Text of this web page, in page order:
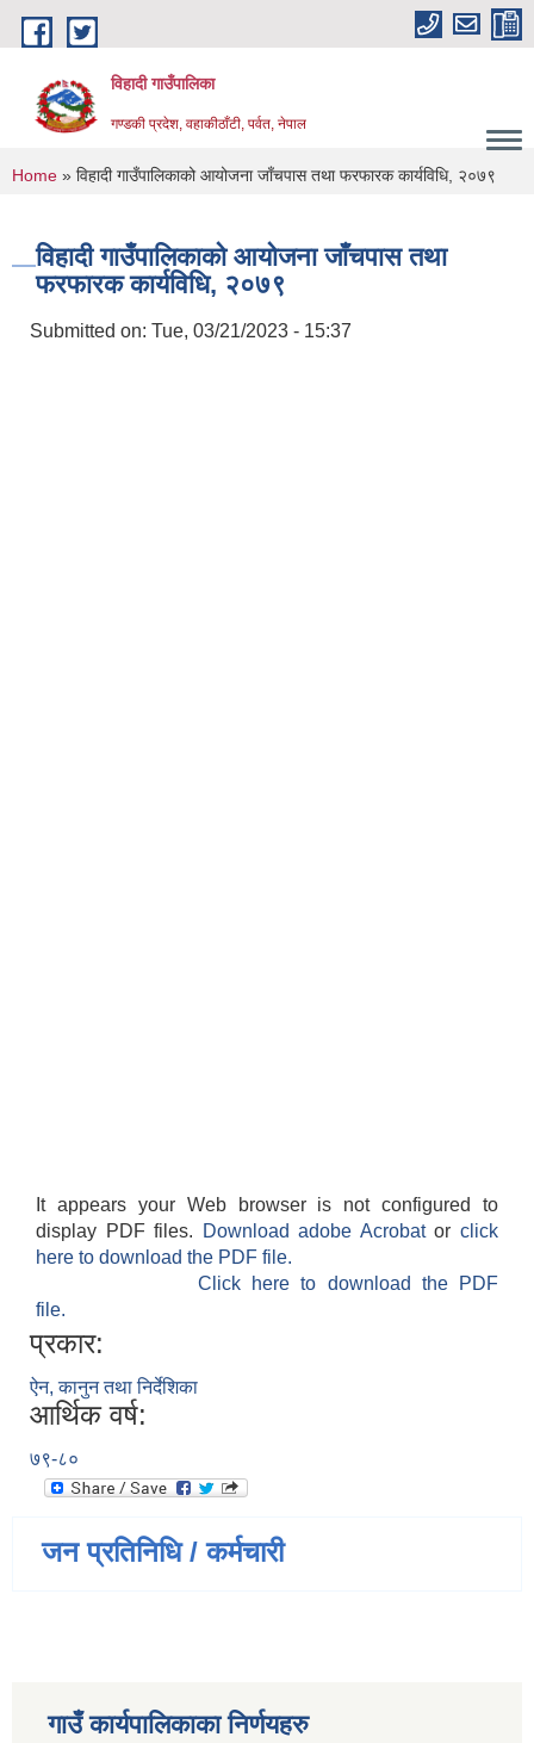
Skip to main content
विहादी गाउँपालिका
गण्डकी प्रदेश, वहाकीठाँटी, पर्वत, नेपाल
You are here
Home » विहादी गाउँपालिकाको आयोजना जाँचपास तथा फरफारक कार्यविधि, २०७९
विहादी गाउँपालिकाको आयोजना जाँचपास तथा
फरफारक कार्यविधि, २०७९
Submitted on: Tue, 03/21/2023 - 15:37
It appears your Web browser is not configured to
display PDF files.
Download adobe Acrobatorclick
here to download the PDF file.
Click here to download the PDF
file.
प्रकार:
ऐन, कानुन तथा निर्देशिका
आर्थिक वर्ष:
७९-८०
जन प्रतिनिधि / कर्मचारी
गाउँ कार्यपालिकाका निर्णयहरु